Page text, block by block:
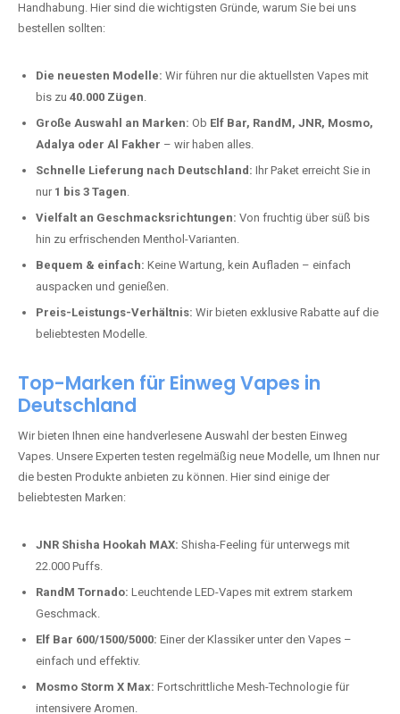
Handhabung. Hier sind die wichtigsten Gründe, warum Sie bei uns
bestellen sollten:
Die neuesten Modelle: Wir führen nur die aktuellsten Vapes mit
bis zu 40.000 Zügen.
Große Auswahl an Marken: Ob Elf Bar, RandM, JNR, Mosmo,
Adalya oder Al Fakher – wir haben alles.
Schnelle Lieferung nach Deutschland: Ihr Paket erreicht Sie in
nur 1 bis 3 Tagen.
Vielfalt an Geschmacksrichtungen: Von fruchtig über süß bis
hin zu erfrischenden Menthol-Varianten.
Bequem & einfach: Keine Wartung, kein Aufladen – einfach
auspacken und genießen.
Preis-Leistungs-Verhältnis: Wir bieten exklusive Rabatte auf die
beliebtesten Modelle.
Top-Marken für Einweg Vapes in
Deutschland
Wir bieten Ihnen eine handverlesene Auswahl der besten Einweg
Vapes. Unsere Experten testen regelmäßig neue Modelle, um Ihnen nur
die besten Produkte anbieten zu können. Hier sind einige der
beliebtesten Marken:
JNR Shisha Hookah MAX: Shisha-Feeling für unterwegs mit
22.000 Puffs.
RandM Tornado: Leuchtende LED-Vapes mit extrem starkem
Geschmack.
Elf Bar 600/1500/5000: Einer der Klassiker unter den Vapes –
einfach und effektiv.
Mosmo Storm X Max: Fortschrittliche Mesh-Technologie für
intensivere Aromen.